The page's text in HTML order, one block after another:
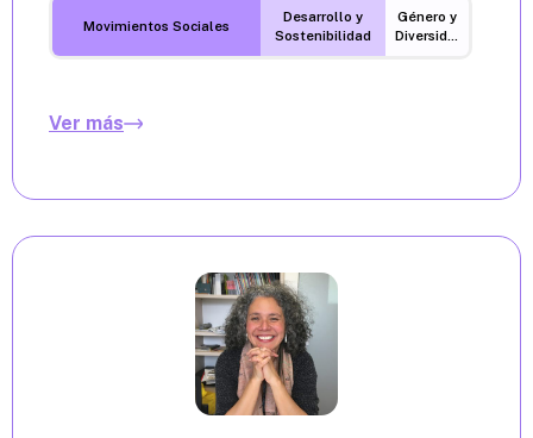
Movimientos Sociales
Desarrollo y
Sostenibilidad
Género y
Diversidades
Ver más